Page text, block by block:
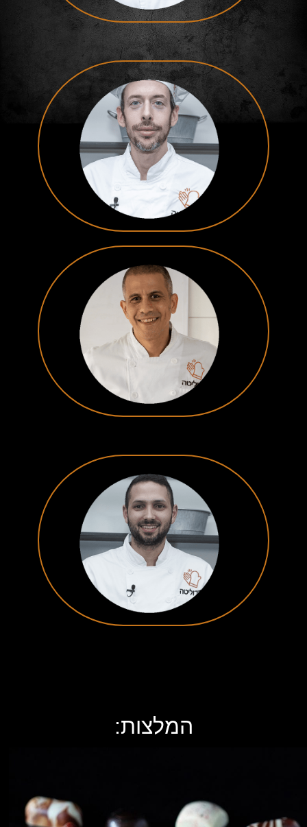
שף קונדיטור
תום יצחקי
שף קונדיטור
תומר כבירי
שף קונדיטור
עידן חדד
המלצות: